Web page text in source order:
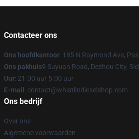
Contacteer ons
Ons hoofdkantoor: 185 N Raymond Ave,
Ons pakhuis9 Suyuan Road, Dezhou City,
Uur: 21.00 uur 5.00 uur
E-mail : contact@whistlindieselshop.com
Ons bedrijf
Over ons
Algemene voorwaarden